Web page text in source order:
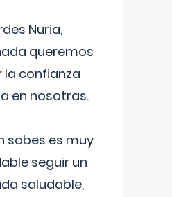
Nuria,
queremos
confianza
en nosotras.
sabes es muy
seguir un
saludable,